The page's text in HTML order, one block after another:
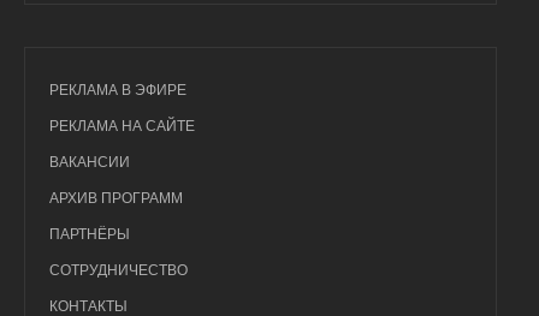
РЕКЛАМА В ЭФИРЕ
РЕКЛАМА НА САЙТЕ
ВАКАНСИИ
АРХИВ ПРОГРАММ
ПАРТНЁРЫ
СОТРУДНИЧЕСТВО
КОНТАКТЫ